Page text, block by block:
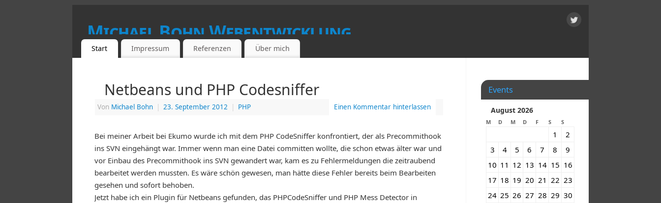
Michael Bohn Webentwicklung
WEBENTWICKLUNG, PROGRAMMIERUNG, CONTENTMANAGEMENTSYSTEME
Start Impressum Referenzen Über mich
Netbeans und PHP Codesniffer
Von Michael Bohn | 23. September 2012 | PHP Einen Kommentar hinterlassen
Bei meiner Arbeit bei Ekumo wurde ich mit dem PHP CodeSniffer konfrontiert, der als Precommithook
ins SVN eingehängt war. Immer wenn man eine Datei committen wollte, die schon etwas älter war und
vor Einbau des Precommithook ins SVN gewandert war, kam es zu Fehlermeldungen die zeitraubend
bearbeitet werden mussten. Es wäre schön gewesen, man hätte diese Fehler bereits beim Bearbeiten
gesehen und sofort behoben.
Jetzt habe ich ein Plugin für Netbeans gefunden, das PHPCodeSniffer und PHP Mess Detector in
Events
August 2026
M D M D F S S
1
2
3
4 5 6 7 8
9
10 11 12 13 14 15 16
17 18 19 20 21 22 23
24 25 26 27 28 29 30